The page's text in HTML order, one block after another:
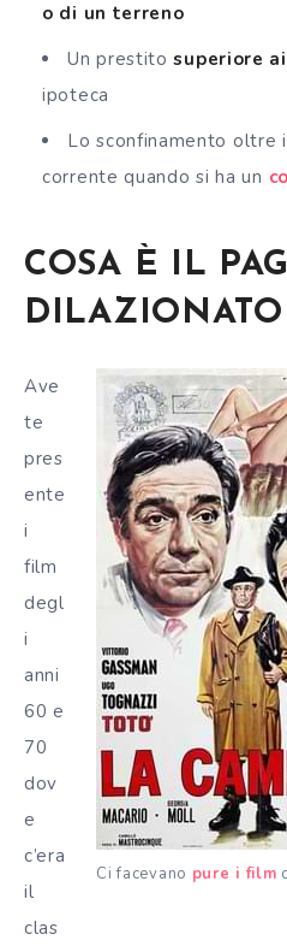
o di un terreno
Un prestitosuperiore
ipoteca
Lo sconfinamento oltre
corrente quando si ha un
COSA È IL
DILAZIONATO
Ci facevano pure i film
Ave
te
pres
ente
i
film
degl
i
anni
60 e
70
dov
e
c’era
il
clas